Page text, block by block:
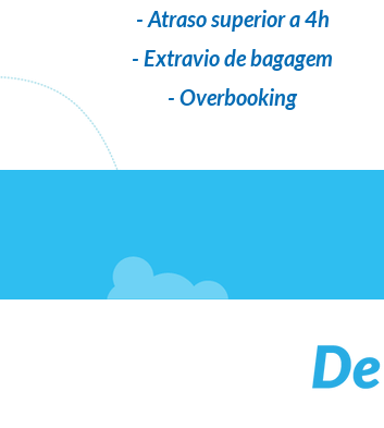
- Atraso superior a 4h
- Extravio de bagagem
- Overbooking